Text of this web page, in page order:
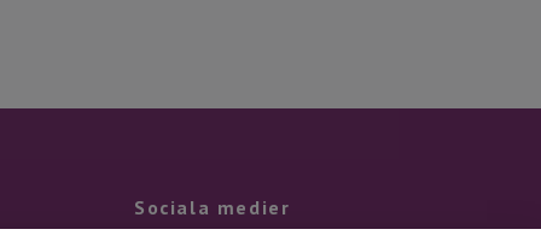
Sociala medier